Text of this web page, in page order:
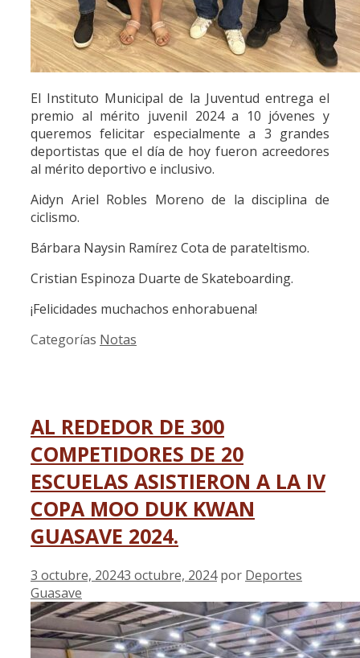
El Instituto Municipal de la Juventud entrega el
premio al mérito juvenil 2024 a 10 jóvenes y
queremos felicitar especialmente a 3 grandes
deportistas que el día de hoy fueron acreedores
al mérito deportivo e inclusivo.
Aidyn Ariel Robles Moreno de la disciplina de
ciclismo.
Bárbara Naysin Ramírez Cota de parateltismo.
Cristian Espinoza Duarte de Skateboarding.
¡Felicidades muchachos enhorabuena!
Categorías Notas
AL REDEDOR DE 300
COMPETIDORES DE 20
ESCUELAS ASISTIERON A LA IV
COPA MOO DUK KWAN
GUASAVE 2024.
3 octubre, 20243 octubre, 2024 por Deportes
Guasave